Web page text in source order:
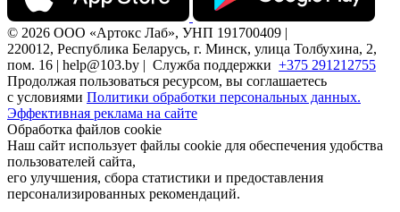
© 2026 ООО «Артокс Лаб», УНП 191700409 |
220012, Республика Беларусь, г. Минск, улица Толбухина, 2,
пом. 16 | help@103.by | Служба поддержки +375 291212755
Продолжая пользоваться ресурсом, вы соглашаетесь
с условиями Политики обработки персональных данных.
Эффективная реклама на сайте
Обработка файлов cookie
Наш сайт использует файлы cookie для обеспечения удобства
пользователей сайта,
его улучшения, сбора статистики и предоставления
персонализированных рекомендаций.